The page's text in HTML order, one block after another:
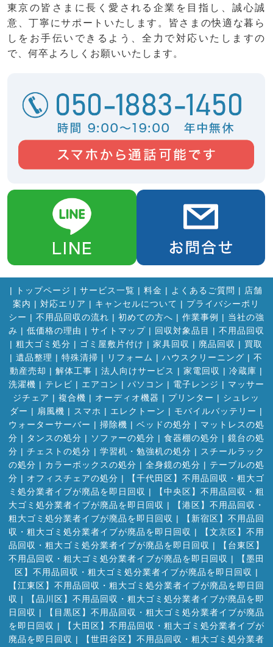
東京の皆さまに長く愛される企業を目指し、誠心誠
意、丁寧にサポートいたします。皆さまの快適な暮ら
しをお手伝いできるよう、全力で対応いたしますの
で、何卒よろしくお願いいたします。
| トップページ | サービス一覧 | 料金 | よくあるご質問 | 店舗
案内 | 対応エリア | キャンセルについて | プライバシーポリ
シー | 不用品回収の流れ | 初めての方へ | 作業事例 | 当社の強
み | 低価格の理由 | サイトマップ| 回収対象品目 | 不用品回収
| 粗大ゴミ処分 | ゴミ屋敷片付け | 家具回収 | 廃品回収 | 買取
| 遺品整理 | 特殊清掃 | リフォーム | ハウスクリーニング | 不
動産売却 | 解体工事 | 法人向けサービス | 家電回収 | 冷蔵庫 |
洗濯機 | テレビ | エアコン | パソコン | 電子レンジ | マッサー
ジチェア | 複合機 | オーディオ機器 | プリンター | シュレッ
ダー | 扇風機 | スマホ | エレクトーン | モバイルバッテリー |
ウォーターサーバー | 掃除機 | ベッドの処分 | マットレスの処
分 | タンスの処分 | ソファーの処分 | 食器棚の処分 | 鏡台の処
分 | チェストの処分 | 学習机・勉強机の処分 | スチールラック
の処分 | カラーボックスの処分 | 全身鏡の処分 | テーブルの処
分 | オフィスチェアの処分 |
【千代田区】不用品回収・粗大ゴ
ミ処分業者イブが廃品を即日回収 |
【中央区】不用品回収・粗
大ゴミ処分業者イブが廃品を即日回収 |
【港区】不用品回収・
粗大ゴミ処分業者イブが廃品を即日回収 |
【新宿区】不用品回
収・粗大ゴミ処分業者イブが廃品を即日回収 |
【文京区】不用
品回収・粗大ゴミ処分業者イブが廃品を即日回収 |
【台東区】
不用品回収・粗大ゴミ処分業者イブが廃品を即日回収 |
【墨田
区】不用品回収・粗大ゴミ処分業者イブが廃品を即日回収 |
【江東区】不用品回収・粗大ゴミ処分業者イブが廃品を即日回
収 |
【品川区】不用品回収・粗大ゴミ処分業者イブが廃品を即
日回収 |
【目黒区】不用品回収・粗大ゴミ処分業者イブが廃品
を即日回収 |
【大田区】不用品回収・粗大ゴミ処分業者イブが
廃品を即日回収 |
【世田谷区】不用品回収・粗大ゴミ処分業者